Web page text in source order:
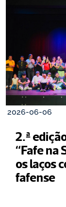
2026-06-06
2.ª
“Fafe na
os laços